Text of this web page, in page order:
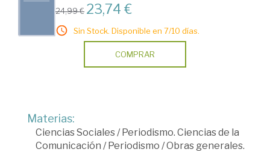
24,99 € 23,74 €
Sin Stock. Disponible en 7/10 días.
COMPRAR
Materias:
Ciencias Sociales/Periodismo. Ciencias de la
Comunicación /Periodismo /Obras generales.